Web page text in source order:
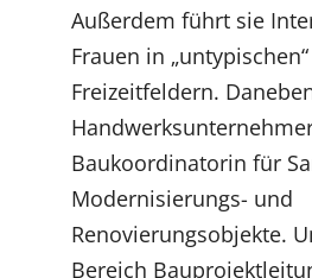
Außerdem führt sie
Frauen in
Freizeitfeldern.
Baukoordinatorin für
Modernisierungs- und
Renovierungsobjekte.
Bereich